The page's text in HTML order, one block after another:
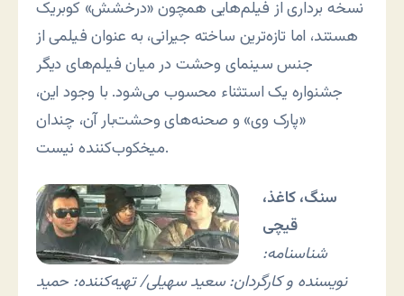
نسخه برداری از فیلم‌هایی همچون «درخشش» کوبریک
هستند، اما تازه‌ترین ساخته جیرانی، به عنوان فیلمی از
جنس سینمای وحشت در میان فیلم‌های دیگر
جشنواره یک استثناء محسوب می‌شود. با وجود این،
«پارک وی» و صحنه‌های وحشت‌بار آن، چندان
میخکوب‌کننده نیست.
سنگ، کاغذ،
قیچی
شناسنامه:
نویسنده و کارگردان: سعید سهیلی/ تهیه‌کننده: حمید